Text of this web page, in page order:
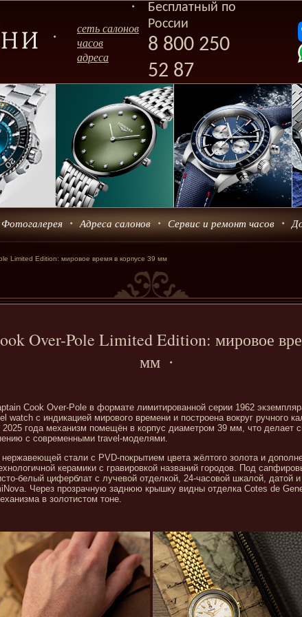
сеть салонов
часов
адреса
Бесплатный по
России
8 800 250
52 87
Фотогалерея Адреса салонов Сервис и ремонт часов
Limited Edition: мировое время в корпусе 39 мм
Over-Pole Limited Edition: мировое
мм
Cook Over-Pole в формате лимитированной серии 1962
watch с индикацией мирового времени и построена вокруг ручного
года механизм помещён в корпус диаметром 39 мм, что делает
с современными travel-моделями.
стали с PVD-покрытием цвета жёлтого золота и
керамики с гравировкой названий городов. Под
белый циферблат с лучевой отделкой, 24-часовой шкалой, датой
Через прозрачную заднюю крышку видны отделка Cotes de
в золотистом тоне.